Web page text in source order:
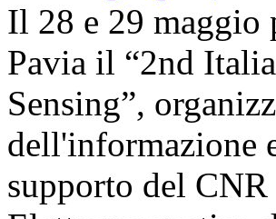
Il 28 e 29 maggio
Pavia il “2nd
Sensing”,
dell'informazione
supporto del